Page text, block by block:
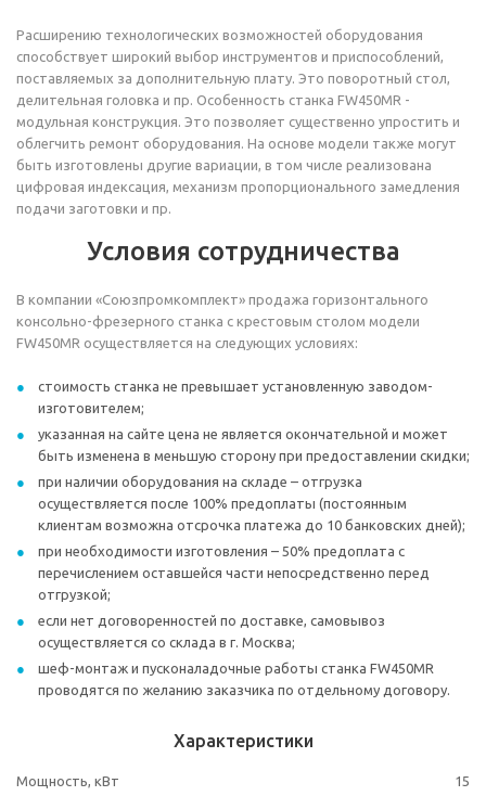
Расширению технологических возможностей оборудования
способствует широкий выбор инструментов и приспособлений,
поставляемых за дополнительную плату. Это поворотный стол,
делительная головка и пр. Особенность станка FW450MR -
модульная конструкция. Это позволяет существенно упростить и
облегчить ремонт оборудования. На основе модели также могут
быть изготовлены другие вариации, в том числе реализована
цифровая индексация, механизм пропорционального замедления
подачи заготовки и пр.
Условия сотрудничества
В компании «Союзпромкомплект» продажа горизонтального
консольно-фрезерного станка с крестовым столом модели
FW450MR осуществляется на следующих условиях:
стоимость станка не превышает установленную заводом-
изготовителем;
указанная на сайте цена не является окончательной и может
быть изменена в меньшую сторону при предоставлении скидки;
при наличии оборудования на складе – отгрузка
осуществляется после 100% предоплаты (постоянным
клиентам возможна отсрочка платежа до 10 банковских дней);
при необходимости изготовления – 50% предоплата с
перечислением оставшейся части непосредственно перед
отгрузкой;
если нет договоренностей по доставке, самовывоз
осуществляется со склада в г. Москва;
шеф-монтаж и пусконаладочные работы станка FW450MR
проводятся по желанию заказчика по отдельному договору.
Характеристики
Мощность, кВт 15